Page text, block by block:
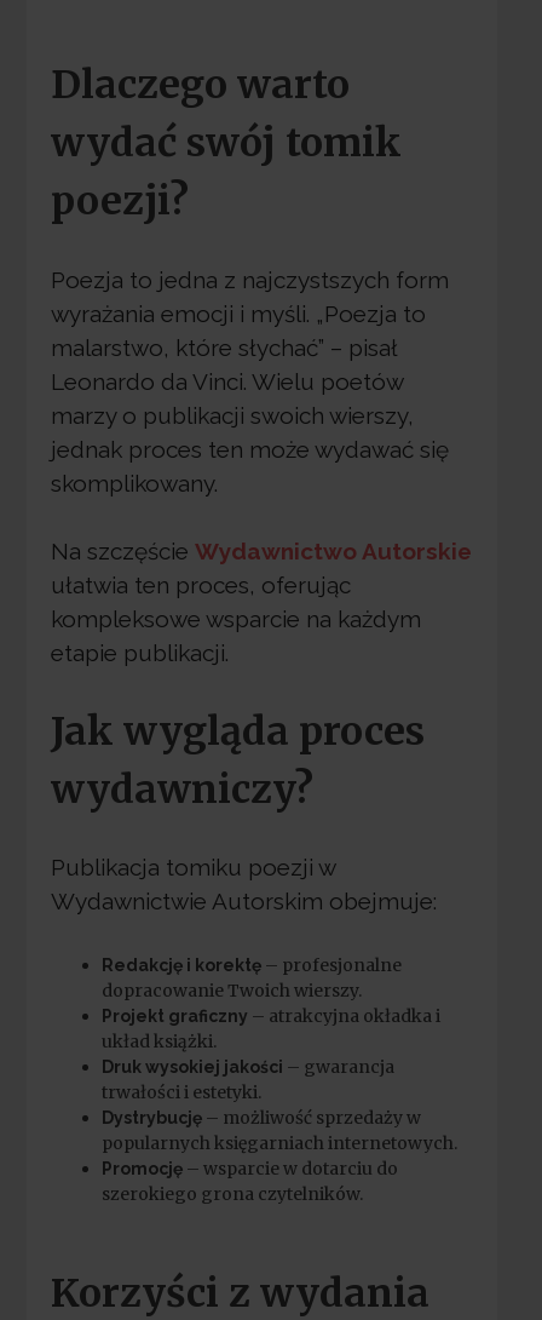
Dlaczego warto
wydać swój tomik
poezji?
Poezja to jedna z najczystszych form
wyrażania emocji i myśli. „Poezja to
malarstwo, które słychać” – pisał
Leonardo da Vinci. Wielu poetów
marzy o publikacji swoich wierszy,
jednak proces ten może wydawać się
skomplikowany.
Na szczęście Wydawnictwo Autorskie
ułatwia ten proces, oferując
kompleksowe wsparcie na każdym
etapie publikacji.
Jak wygląda proces
wydawniczy?
Publikacja tomiku poezji w
Wydawnictwie Autorskim obejmuje:
Redakcję i korektę– profesjonalne
dopracowanie Twoich wierszy.
Projekt graficzny – atrakcyjna okładka i
układ książki.
Druk wysokiej jakości – gwarancja
trwałości i estetyki.
Dystrybucję– możliwość sprzedaży w
popularnych księgarniach internetowych.
Promocję– wsparcie w dotarciu do
szerokiego grona czytelników.
Korzyści z wydania